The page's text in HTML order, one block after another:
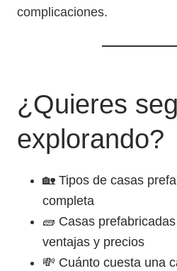
complicaciones.
¿Quieres
explorando?
🏡 Tipos de casas
completa
🧱 Casas
ventajas y precios
💸 Cuánto cuesta una